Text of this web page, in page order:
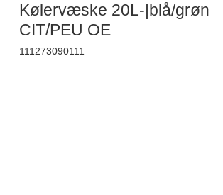
Kølervæske 20L-|blå/grøn
CIT/PEU OE
111273090111